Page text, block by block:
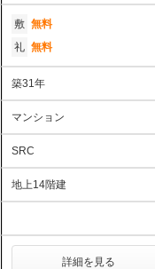
敷 無料
礼 無料
築31年
マンション
SRC
地上14階建
詳細を見る